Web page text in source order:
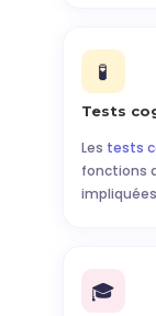
🧪
Tests
Les tests
fonctions
🎓